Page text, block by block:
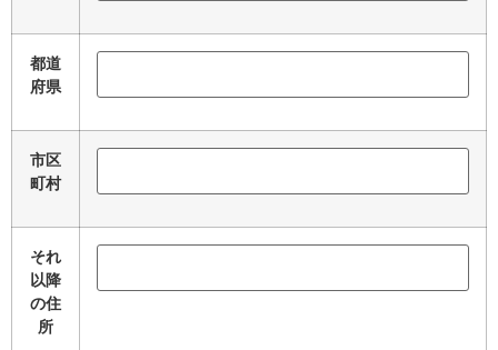
都道
府県
市区
町村
それ
以降
の住
所